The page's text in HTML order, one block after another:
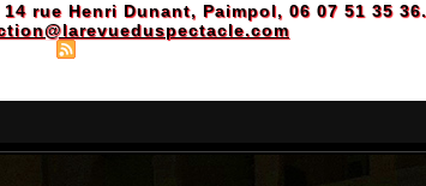
rue Henri Dunant, Paimpol, 06 07 51 35 36.